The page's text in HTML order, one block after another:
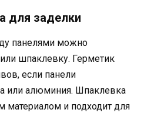
для заделки
панелями можно
шпаклевку. Герметик
если панели
или алюминия. Шпаклевка
материалом и подходит для